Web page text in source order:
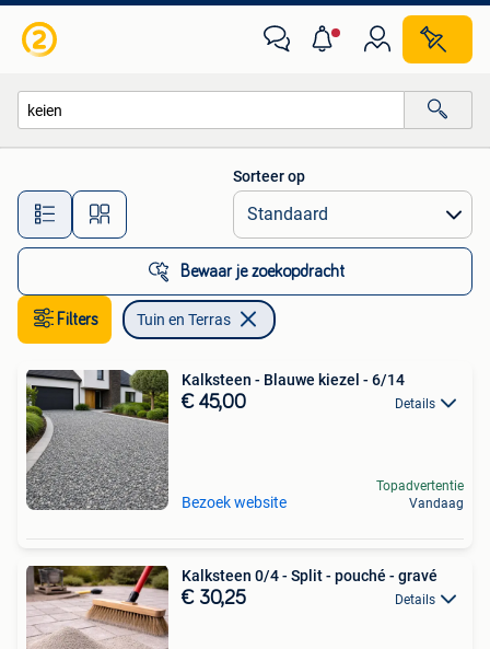
Alle afstanden…
Sorteer op
Bewaar je zoekopdracht
Filters Tuin en Terras
Kalksteen - Blauwe kiezel - 6/14
€ 45,00 Details
Bezoek website
Topadvertentie
Vandaag
Kalksteen 0/4 - Split - pouché - gravé
€ 30,25 Details